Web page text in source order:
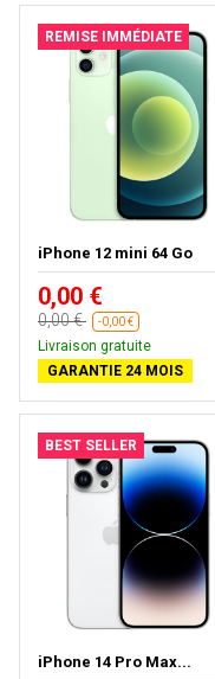
REMISE IMMÉDIATE
iPhone 12 mini 64 Go
0,00 €
0,00 € -0,00 €
Livraison gratuite
GARANTIE 24 MOIS
BEST SELLER
iPhone 14 Pro Max...